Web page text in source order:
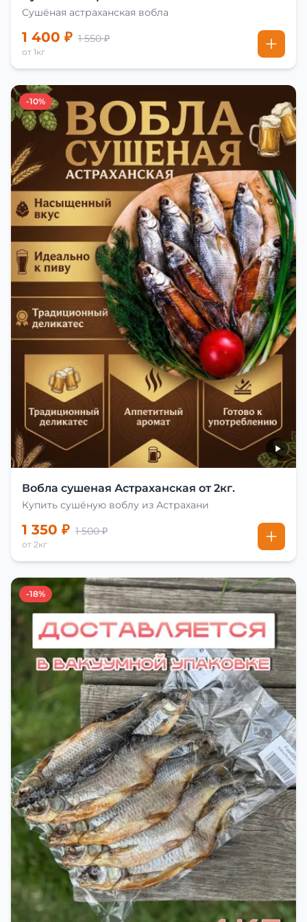
Сушёная астраханская вобла
1 400 ₽ 1 550 ₽
от 1кг
-10%
Вобла сушеная Астраханская от 2кг.
Купить сушёную воблу из Астрахани
1 350 ₽ 1 500 ₽
от 2кг
-18%